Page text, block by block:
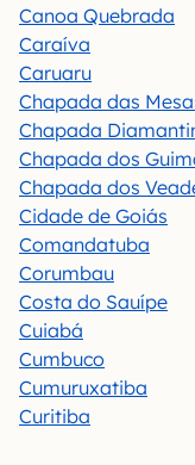
Canoa Quebrada
Caraíva
Caruaru
Chapada das
Chapada
Chapada dos
Chapada dos
Cidade de Goiás
Comandatuba
Corumbau
Costa do Sauípe
Cuiabá
Cumbuco
Cumuruxatiba
Curitiba